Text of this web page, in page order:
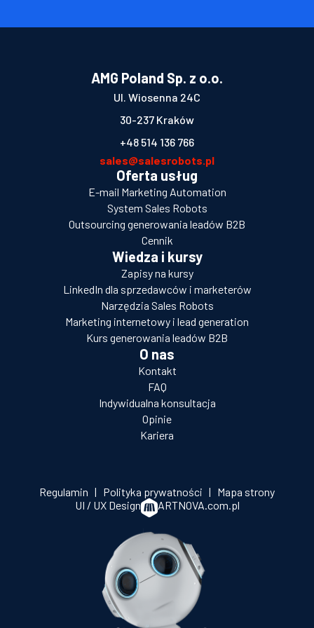
AMG Poland Sp. z o.o.
Ul. Wiosenna 24C
30-237 Kraków
+48 514 136 766
sales@salesrobots.pl
Oferta usług
E-mail Marketing Automation
System Sales Robots
Outsourcing generowania leadów B2B
Cennik
Wiedza i kursy
Zapisy na kursy
LinkedIn dla sprzedawców i marketerów
Narzędzia Sales Robots
Marketing internetowy i lead generation
Kurs generowania leadów B2B
O nas
Kontakt
FAQ
Indywidualna konsultacja
Opinie
Kariera
Regulamin | Polityka prywatności | Mapa strony
UI / UX Design
ARTNOVA.com.pl